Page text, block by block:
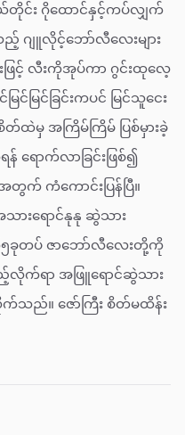
တိုင်း ဂိုထောင်နှင့်ကပ်လျှက်
ဂျူလိုင့်ဘော်လီလေးများ
ြင့် လီးကိုအုပ်ကာ ဂွင်းထုလေ့
မြင်ခြင်းကပင် မြင်သူငေး
အကြိမ်ကြိမ် ပြစ်မှားခဲ့
ောက်လာခြင်းဖြစ်၍
က် ကံကောင်းပြန်ပြီ။
ားရောင်နုနု ဆွဲသား
၅ခုတပ် ဇာဘော်လီလေးတို့ကို
က်ရာ အဖြူရောင်ဆွဲသား
ည်။ ဇော်ကြီး စိတ်မထိန်း